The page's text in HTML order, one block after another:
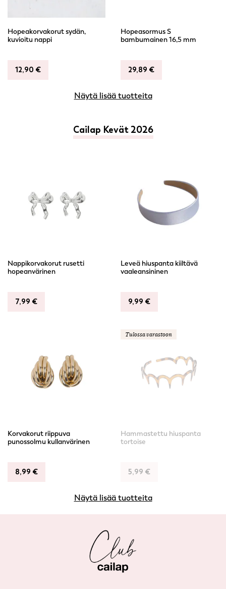
Hopeakorvakorut sydän,
kuvioitu nappi
12,90 €
Hopeasormus S
bambumainen 16,5 mm
29,89 €
Näytä lisää tuotteita
Cailap Kevät 2026
Nappikorvakorut rusetti
hopeanvärinen
7,99 €
Leveä hiuspanta kiiltävä
vaaleansininen
9,99 €
Korvakorut riippuva
punossolmu kullanvärinen
8,99 €
Tulossa varastoon
Hammastettu hiuspanta
tortoise
5,99 €
Näytä lisää tuotteita